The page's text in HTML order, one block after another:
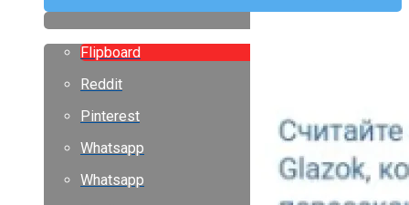
Flipboard
Reddit
Pinterest
Whatsapp
Whatsapp